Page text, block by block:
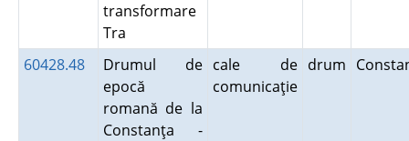
transformare
Tra
60428.48
Drumul de
epocă
romană de la
Constanţa -
cale de
comunicaţie
drum